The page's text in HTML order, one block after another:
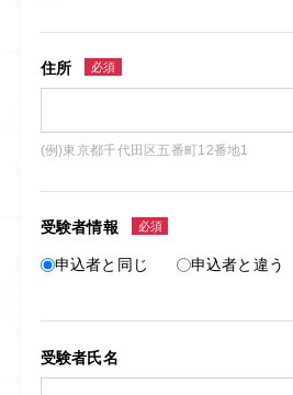
住所 必須
(例)東京都千代田区五番町12番地1
受験者情報 必須
申込者と同じ 申込者と違う
受験者氏名